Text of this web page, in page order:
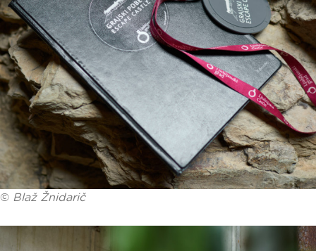
© Blaž Žnidarič